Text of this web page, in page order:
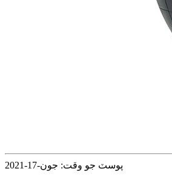
پوسٽ جو وقت: جون-17-2021